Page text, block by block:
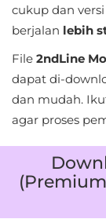
cukup dan
berjalan lebih
File 2ndLine
dapat di-
dan mudah.
agar proses